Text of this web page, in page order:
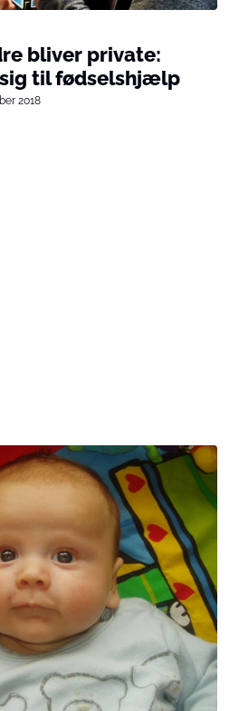
bliver private:
til fødselshjælp
2018